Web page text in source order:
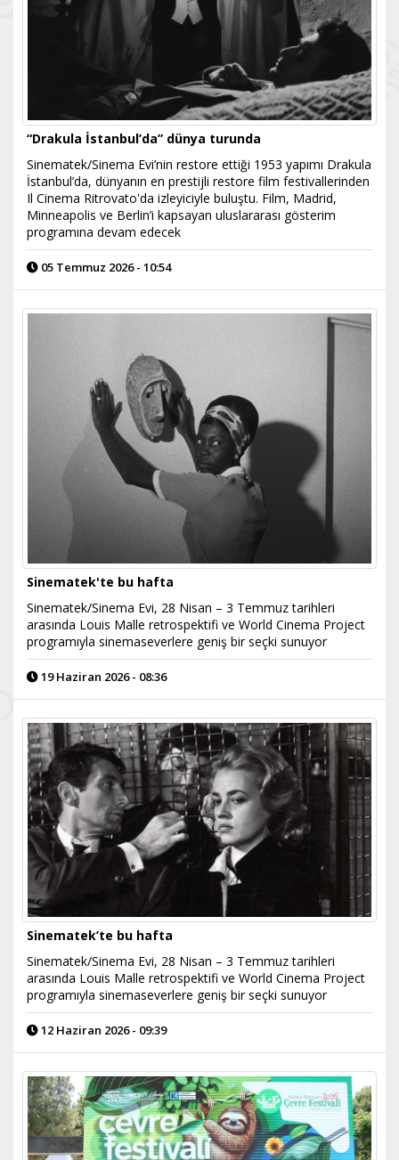
“Drakula İstanbul’da” dünya turunda
Sinematek/Sinema Evi’nin restore ettiği 1953 yapımı Drakula
İstanbul’da, dünyanın en prestijli restore film festivallerinden
Il Cinema Ritrovato'da izleyiciyle buluştu. Film, Madrid,
Minneapolis ve Berlin’i kapsayan uluslararası gösterim
programına devam edecek
05 Temmuz 2026 - 10:54
Sinematek'te bu hafta
Sinematek/Sinema Evi, 28 Nisan – 3 Temmuz tarihleri
arasında Louis Malle retrospektifi ve World Cinema Project
programıyla sinemaseverlere geniş bir seçki sunuyor
19 Haziran 2026 - 08:36
Sinematek’te bu hafta
Sinematek/Sinema Evi, 28 Nisan – 3 Temmuz tarihleri
arasında Louis Malle retrospektifi ve World Cinema Project
programıyla sinemaseverlere geniş bir seçki sunuyor
12 Haziran 2026 - 09:39